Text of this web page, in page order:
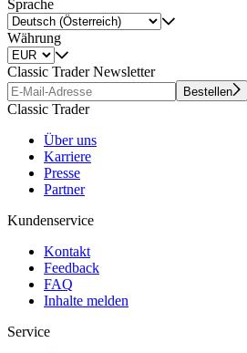
Sprache
Währung
Classic Trader Newsletter
Bestellen
Classic Trader
Über uns
Karriere
Presse
Partner
Kundenservice
Kontakt
Feedback
FAQ
Inhalte melden
Service